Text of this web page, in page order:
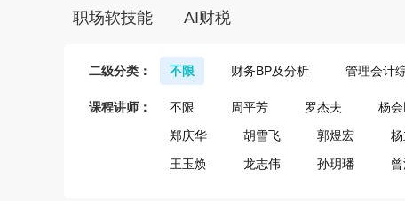
职场软技能
AI财税
二级分类： 不限 财务BP及分析 管理会计
课程讲师： 不限 周平芳 罗杰夫 杨会
郑庆华
胡雪飞 郭煜宏 杨
王玉焕
龙志伟 孙玥璠